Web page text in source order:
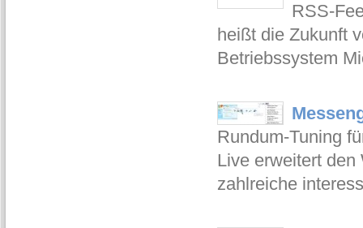
RSS-
heißt die Zukunft
Betriebssystem
Rundum-Tuning
Live erweitert
zahlreiche